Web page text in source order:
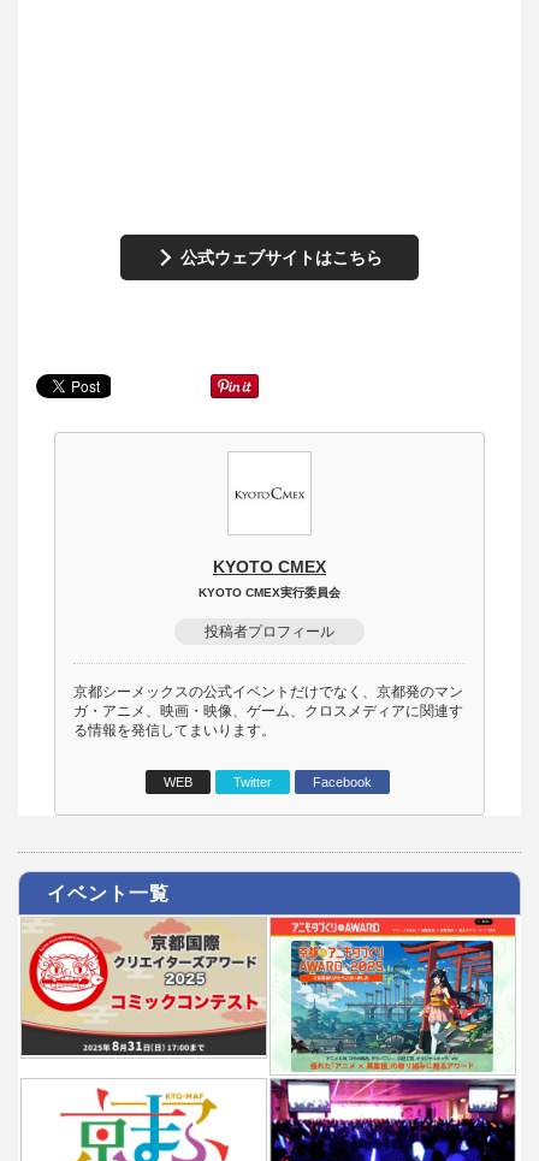
公式ウェブサイトはこちら
KYOTO CMEX
KYOTO CMEX実行委員会
投稿者プロフィール
京都シーメックスの公式イベントだけでなく、京都発のマン
ガ・アニメ、映画・映像、ゲーム、クロスメディアに関連す
る情報を発信してまいります。
WEB Twitter Facebook
イベント一覧